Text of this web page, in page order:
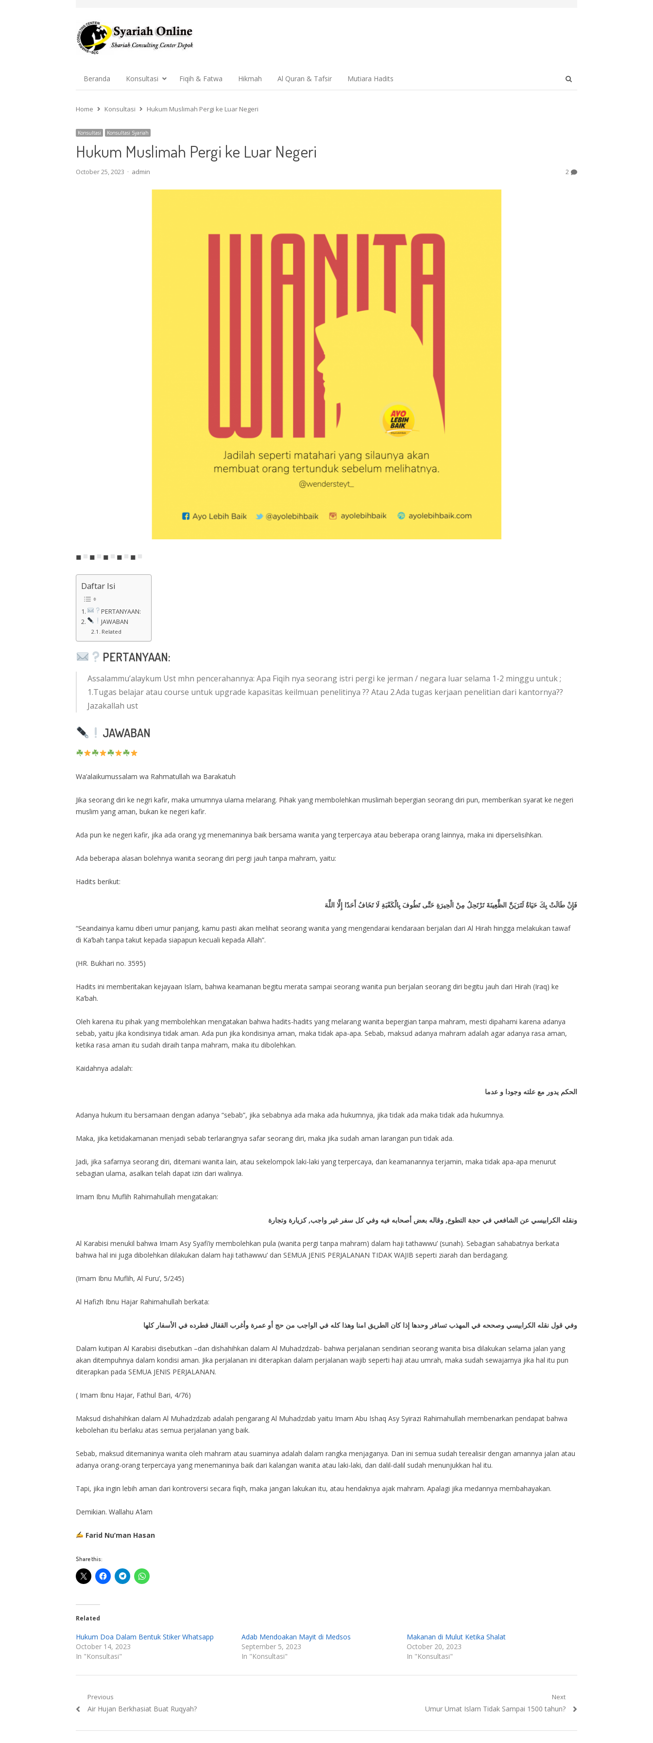
Beranda Konsultasi Fiqih & Fatwa Hikmah Al Quran & Tafsir Mutiara Hadits
Home
Konsultasi Hukum Muslimah Pergi ke Luar Negeri
Konsultasi Konsultasi Syariah
Hukum Muslimah Pergi ke Luar Negeri
October 25, 2023 Author
admin 2
◼ ◼ ◼ ◼ ◼
Daftar Isi
PERTANYAAN:
JAWABAN
Related
PERTANYAAN:
Assalammu’alaykum Ust mhn pencerahannya: Apa Fiqih nya seorang istri pergi ke jerman / negara luar selama 1-2 minggu untuk ;
1.Tugas belajar atau course untuk upgrade kapasitas keilmuan penelitinya ?? Atau 2.Ada tugas kerjaan penelitian dari kantornya??
Jazakallah ust
JAWABAN
Wa’alaikumussalam wa Rahmatullah wa Barakatuh
Jika seorang diri ke negri kafir, maka umumnya ulama melarang. Pihak yang membolehkan muslimah bepergian seorang diri pun, memberikan syarat ke negeri
muslim yang aman, bukan ke negeri kafir.
Ada pun ke negeri kafir, jika ada orang yg menemaninya baik bersama wanita yang terpercaya atau beberapa orang lainnya, maka ini diperselisihkan.
Ada beberapa alasan bolehnya wanita seorang diri pergi jauh tanpa mahram, yaitu:
Hadits berikut:
فَإِنْ طَالَتْ بِكَ حَيَاةٌ لَتَرَيَنَّ الظَّعِينَةَ تَرْتَحِلُ مِنْ الْحِيرَةِ حَتَّى تَطُوفَ بِالْكَعْبَةِ لَا تَخَافُ أَحَدًا إِلَّا اللَّهَ
“Seandainya kamu diberi umur panjang, kamu pasti akan melihat seorang wanita yang mengendarai kendaraan berjalan dari Al Hirah hingga melakukan tawaf
di Ka’bah tanpa takut kepada siapapun kecuali kepada Allah”.
(HR. Bukhari no. 3595)
Hadits ini memberitakan kejayaan Islam, bahwa keamanan begitu merata sampai seorang wanita pun berjalan seorang diri begitu jauh dari Hirah (Iraq) ke
Ka’bah.
Oleh karena itu pihak yang membolehkan mengatakan bahwa hadits-hadits yang melarang wanita bepergian tanpa mahram, mesti dipahami karena adanya
sebab, yaitu jika kondisinya tidak aman. Ada pun jika kondisinya aman, maka tidak apa-apa. Sebab, maksud adanya mahram adalah agar adanya rasa aman,
ketika rasa aman itu sudah diraih tanpa mahram, maka itu dibolehkan.
Kaidahnya adalah:
الحكم يدور مع علته وجودا و عدما
Adanya hukum itu bersamaan dengan adanya “sebab”, jika sebabnya ada maka ada hukumnya, jika tidak ada maka tidak ada hukumnya.
Maka, jika ketidakamanan menjadi sebab terlarangnya safar seorang diri, maka jika sudah aman larangan pun tidak ada.
Jadi, jika safarnya seorang diri, ditemani wanita lain, atau sekelompok laki-laki yang terpercaya, dan keamanannya terjamin, maka tidak apa-apa menurut
sebagian ulama, asalkan telah dapat izin dari walinya.
Imam Ibnu Muflih Rahimahullah mengatakan:
ونقله الكرابيسي عن الشافعي في حجة التطوع, وقاله بعض أصحابه فيه وفي كل سفر غير واجب, كزيارة وتجارة
Al Karabisi menukil bahwa Imam Asy Syafi’iy membolehkan pula (wanita pergi tanpa mahram) dalam haji tathawwu’ (sunah). Sebagian sahabatnya berkata
bahwa hal ini juga dibolehkan dilakukan dalam haji tathawwu’ dan SEMUA JENIS PERJALANAN TIDAK WAJIB seperti ziarah dan berdagang.
(Imam Ibnu Muflih, Al Furu’, 5/245)
Al Hafizh Ibnu Hajar Rahimahullah berkata:
وفي قول نقله الكرابيسي وصححه في المهذب تسافر وحدها إذا كان الطريق امنا وهذا كله في الواجب من حج أو عمرة وأغرب القفال فطرده في الأسفار كلها
Dalam kutipan Al Karabisi disebutkan –dan dishahihkan dalam Al Muhadzdzab- bahwa perjalanan sendirian seorang wanita bisa dilakukan selama jalan yang
akan ditempuhnya dalam kondisi aman. Jika perjalanan ini diterapkan dalam perjalanan wajib seperti haji atau umrah, maka sudah sewajarnya jika hal itu pun
diterapkan pada SEMUA JENIS PERJALANAN.
( Imam Ibnu Hajar, Fathul Bari, 4/76)
Maksud dishahihkan dalam Al Muhadzdzab adalah pengarang Al Muhadzdab yaitu Imam Abu Ishaq Asy Syirazi Rahimahullah membenarkan pendapat bahwa
kebolehan itu berlaku atas semua perjalanan yang baik.
Sebab, maksud ditemaninya wanita oleh mahram atau suaminya adalah dalam rangka menjaganya. Dan ini semua sudah terealisir dengan amannya jalan atau
adanya orang-orang terpercaya yang menemaninya baik dari kalangan wanita atau laki-laki, dan dalil-dalil sudah menunjukkan hal itu.
Tapi, jika ingin lebih aman dari kontroversi secara fiqih, maka jangan lakukan itu, atau hendaknya ajak mahram. Apalagi jika medannya membahayakan.
Demikian. Wallahu A’lam
Farid Nu’man Hasan
Share this:
Related
Hukum Doa Dalam Bentuk Stiker Whatsapp
October 14, 2023
In "Konsultasi"
Adab Mendoakan Mayit di Medsos
September 5, 2023
In "Konsultasi"
Makanan di Mulut Ketika Shalat
October 20, 2023
In "Konsultasi"
Post
navigation
Previous
Previous
Air Hujan Berkhasiat Buat Ruqyah?
Next
Next
Umur Umat Islam Tidak Sampai 1500 tahun?